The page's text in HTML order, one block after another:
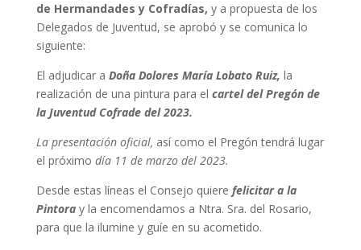
de Hermandades y Cofradías, y a propuesta de los
Delegados de Juventud, se aprobó y se comunica lo
siguiente:
El adjudicar a Doña Dolores María Lobato Ruiz, la
realización de una pintura para el cartel del Pregón de
la Juventud Cofrade del 2023.
La presentación oficial, así como el Pregón tendrá lugar
el próximo día 11 de marzo del 2023.
Desde estas líneas el Consejo quiere felicitar a la
Pintoray la encomendamos a Ntra. Sra. del Rosario,
para que la ilumine y guíe en su acometido.